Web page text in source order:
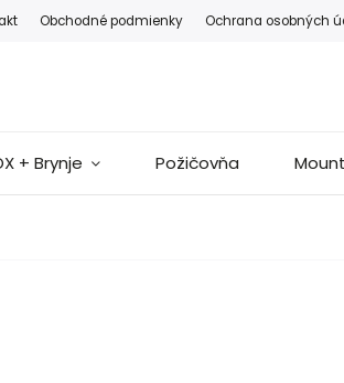
Obchodné podmienky Ochrana osobných
+ Brynje Požičovňa